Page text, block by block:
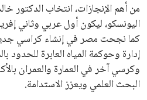
من أهم الإنجازات، انتخاب الدكتور
اليونسكو، ليكون أول عربي وثاني
كما نجحت مصر في إنشاء كراسي
إدارة وحوكمة المياه العابرة للحدود
وكرسي آخر في العمارة والعمران
البحث العلمي ويعزز الاستدامة.